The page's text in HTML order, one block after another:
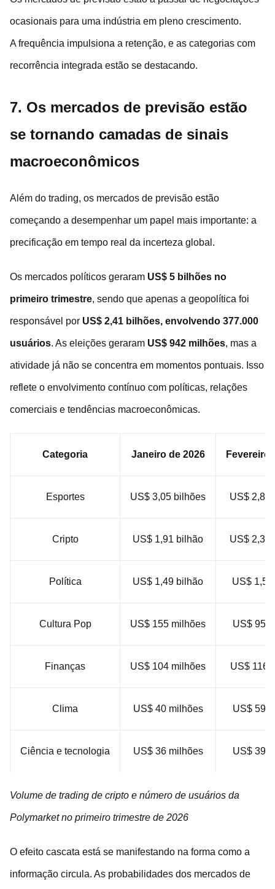
ocasionais para uma indústria em pleno crescimento.
A frequência impulsiona a retenção, e as categorias com
recorrência integrada estão se destacando.
7. Os mercados de previsão estão
se tornando camadas de sinais
macroeconômicos
Além do trading, os mercados de previsão estão
começando a desempenhar um papel mais importante: a
precificação em tempo real da incerteza global.
Os mercados políticos geraram US$ 5 bilhões no
primeiro trimestre, sendo que apenas a geopolítica foi
responsável por US$ 2,41 bilhões, envolvendo 377.000
usuários. As eleições geraram US$ 942 milhões, mas a
atividade já não se concentra em momentos pontuais. Isso
reflete o envolvimento contínuo com políticas, relações
comerciais e tendências macroeconômicas.
Categoria Janeiro de 2026 Fevereiro
Esportes US$ 3,05 bilhões US$ 2,89
Cripto US$ 1,91 bilhão US$ 2,39
Política US$ 1,49 bilhão US$
Cultura Pop US$ 155 milhões US$ 95
Finanças US$ 104 milhões US$ 116
Clima US$ 40 milhões US$ 59
Ciência e tecnologia US$ 36 milhões US$ 39
Volume de trading de cripto e número de usuários da
Polymarket no primeiro trimestre de 2026
O efeito cascata está se manifestando na forma como a
informação circula. As probabilidades dos mercados de